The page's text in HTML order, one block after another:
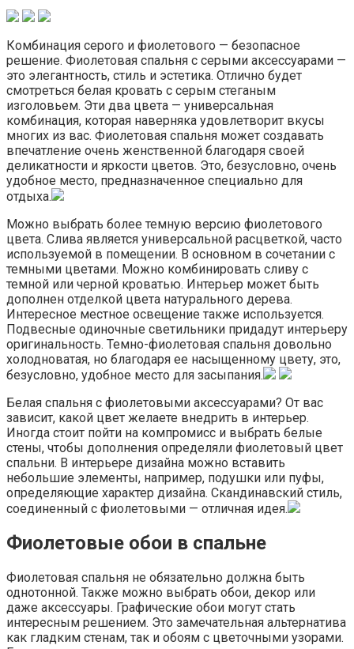
Комбинация серого и фиолетового — безопасное
решение. Фиолетовая спальня с серыми аксессуарами —
это элегантность, стиль и эстетика. Отлично будет
смотреться белая кровать с серым стеганым
изголовьем. Эти два цвета — универсальная
комбинация, которая наверняка удовлетворит вкусы
многих из вас. Фиолетовая спальня может создавать
впечатление очень женственной благодаря своей
деликатности и яркости цветов. Это, безусловно, очень
удобное место, предназначенное специально для
отдыха.
Можно выбрать более темную версию фиолетового
цвета. Слива является универсальной расцветкой, часто
используемой в помещении. В основном в сочетании с
темными цветами. Можно комбинировать сливу с
темной или черной кроватью. Интерьер может быть
дополнен отделкой цвета натурального дерева.
Интересное местное освещение также используется.
Подвесные одиночные светильники придадут интерьеру
оригинальность. Темно-фиолетовая спальня довольно
холодноватая, но благодаря ее насыщенному цвету, это,
безусловно, удобное место для засыпания.
Белая спальня с фиолетовыми аксессуарами? От вас
зависит, какой цвет желаете внедрить в интерьер.
Иногда стоит пойти на компромисс и выбрать белые
стены, чтобы дополнения определяли фиолетовый цвет
спальни. В интерьере дизайна можно вставить
небольшие элементы, например, подушки или пуфы,
определяющие характер дизайна. Скандинавский стиль,
соединенный с фиолетовыми — отличная идея.
Фиолетовые обои в спальне
Фиолетовая спальня не обязательно должна быть
однотонной. Также можно выбрать обои, декор или
даже аксессуары. Графические обои могут стать
интересным решением. Это замечательная альтернатива
как гладким стенам, так и обоям с цветочными узорами.